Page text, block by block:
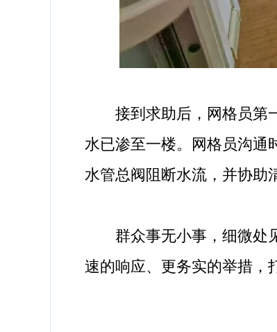
接到求助后，网格员第一
水已渗至一楼。网格员沟通
水管总阀阻断水流，并协助
群众事无小事，细微处见
速的响应、更务实的举措，